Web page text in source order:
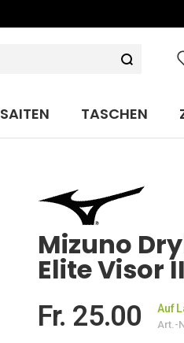
SAITEN TASCHEN
Mizuno
Elite Visor
Fr. 25.00 Auf
Art.-